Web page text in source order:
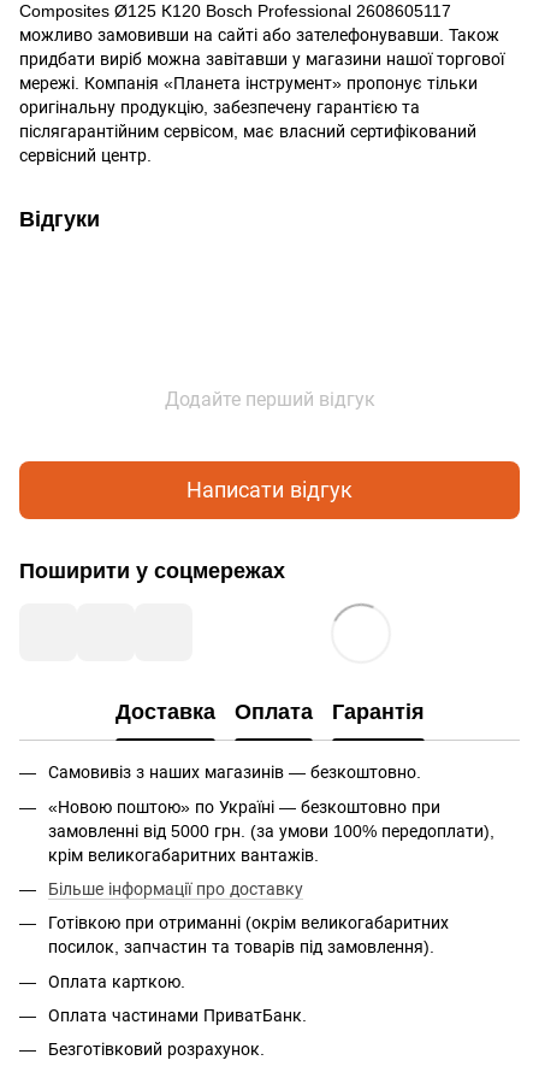
Composites Ø125 К120 Bosch Professional 2608605117
можливо замовивши на сайті або зателефонувавши. Також
придбати виріб можна завітавши у магазини нашої торгової
мережі. Компанія «Планета інструмент» пропонує тільки
оригінальну продукцію, забезпечену гарантією та
післягарантійним сервісом, має власний сертифікований
сервісний центр.
Відгуки
Додайте перший відгук
Написати відгук
Поширити у соцмережах
Доставка Оплата Гарантія
Самовивіз з наших магазинів — безкоштовно.
«Новою поштою» по Україні — безкоштовно при
замовленні від 5000 грн. (за умови 100% передоплати),
крім великогабаритних вантажів.
Більше інформації про доставку
Готівкою при отриманні (окрім великогабаритних
посилок, запчастин та товарів під замовлення).
Оплата карткою.
Оплата частинами ПриватБанк.
Безготівковий розрахунок.